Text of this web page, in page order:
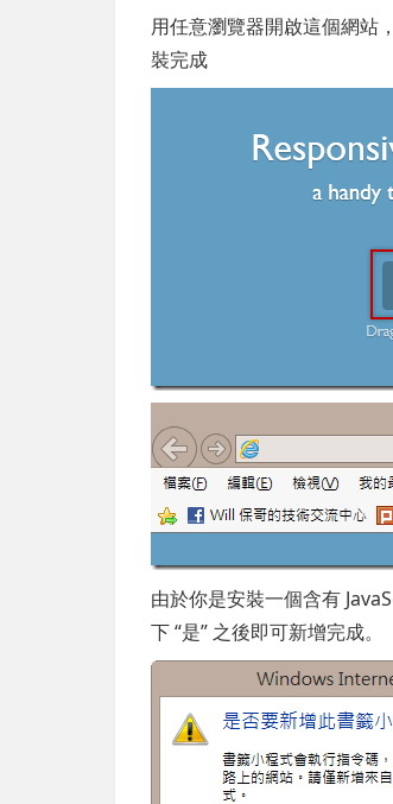
用任意瀏覽器開啟這個網站
裝完成
由於你是安裝一個含有
下 “是” 之後即可新增完成。